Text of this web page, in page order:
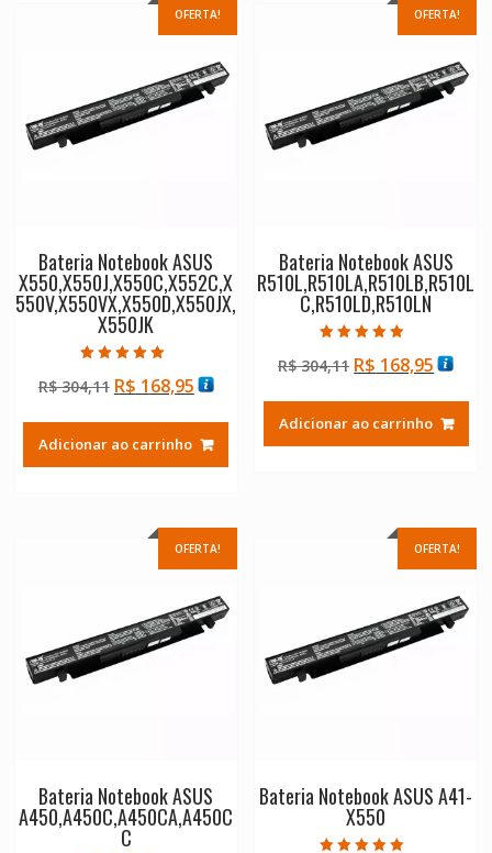
OFERTA!
Bateria Notebook ASUS
X550,X550J,X550C,X552C,X
550V,X550VX,X550D,X550JX,
X550JK
5.00
de 5
R$304,11 O
original
era:
R$ 168,95O
atual
é:
Adicionar ao carrinho
OFERTA!
Bateria Notebook ASUS
R510L,R510LA,R510LB,R510L
C,R510LD,R510LN
5.00
de 5
R$304,11 O
original
era:
R$ 168,95O
atual
é:
Adicionar ao carrinho
OFERTA!
Bateria Notebook ASUS
A450,A450C,A450CA,A450C
C
OFERTA!
Bateria Notebook ASUS A41-
X550